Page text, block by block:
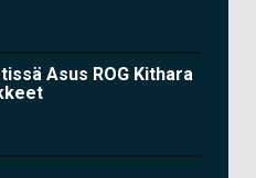
Asus ROG Kithara